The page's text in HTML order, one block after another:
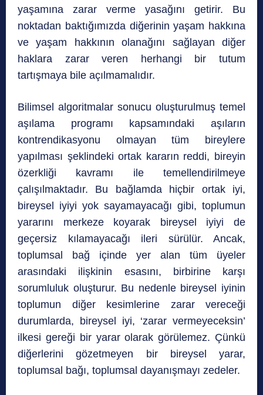
yaşamına zarar verme yasağını getirir. Bu
noktadan baktığımızda diğerinin yaşam hakkına
ve yaşam hakkının olanağını sağlayan diğer
haklara zarar veren herhangi bir tutum
tartışmaya bile açılmamalıdır.
Bilimsel algoritmalar sonucu oluşturulmuş temel
aşılama programı kapsamındaki aşıların
kontrendikasyonu olmayan tüm bireylere
yapılması şeklindeki ortak kararın reddi, bireyin
özerkliği kavramı ile temellendirilmeye
çalışılmaktadır. Bu bağlamda hiçbir ortak iyi,
bireysel iyiyi yok sayamayacağı gibi, toplumun
yararını merkeze koyarak bireysel iyiyi de
geçersiz kılamayacağı ileri sürülür. Ancak,
toplumsal bağ içinde yer alan tüm üyeler
arasındaki ilişkinin esasını, birbirine karşı
sorumluluk oluşturur. Bu nedenle bireysel iyinin
toplumun diğer kesimlerine zarar vereceği
durumlarda, bireysel iyi, ‘zarar vermeyeceksin’
ilkesi gereği bir yarar olarak görülemez. Çünkü
diğerlerini gözetmeyen bir bireysel yarar,
toplumsal bağı, toplumsal dayanışmayı zedeler.